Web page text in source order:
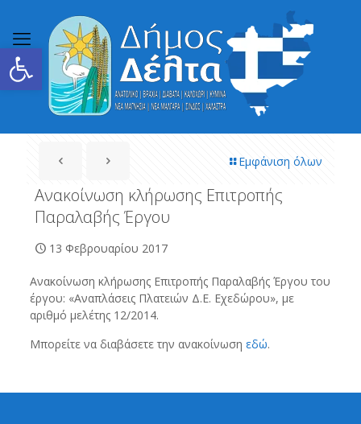
Ανοίξτε τη γραμμή εργαλείων
Εμφάνιση όλων
Ανακοίνωση κλήρωσης Επιτροπής
Παραλαβής Έργου
13 Φεβρουαρίου 2017
Ανακοίνωση κλήρωσης Επιτροπής Παραλαβής Έργου του
έργου: «Αναπλάσεις Πλατειών Δ.Ε. Εχεδώρου», με
αριθμό μελέτης 12/2014.
Μπορείτε να διαβάσετε την ανακοίνωση εδώ.